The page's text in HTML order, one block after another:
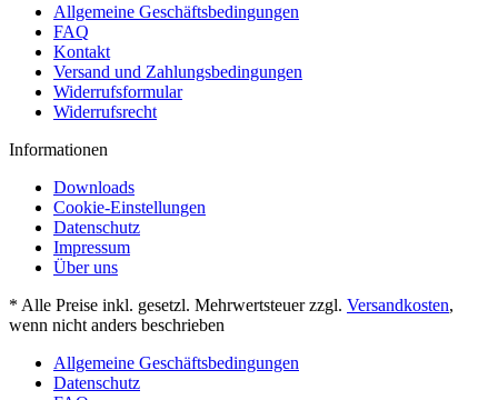
Allgemeine Geschäftsbedingungen
FAQ
Kontakt
Versand und Zahlungsbedingungen
Widerrufsformular
Widerrufsrecht
Informationen
Downloads
Cookie-Einstellungen
Datenschutz
Impressum
Über uns
* Alle Preise inkl. gesetzl. Mehrwertsteuer zzgl. Versandkosten,
wenn nicht anders beschrieben
Allgemeine Geschäftsbedingungen
Datenschutz